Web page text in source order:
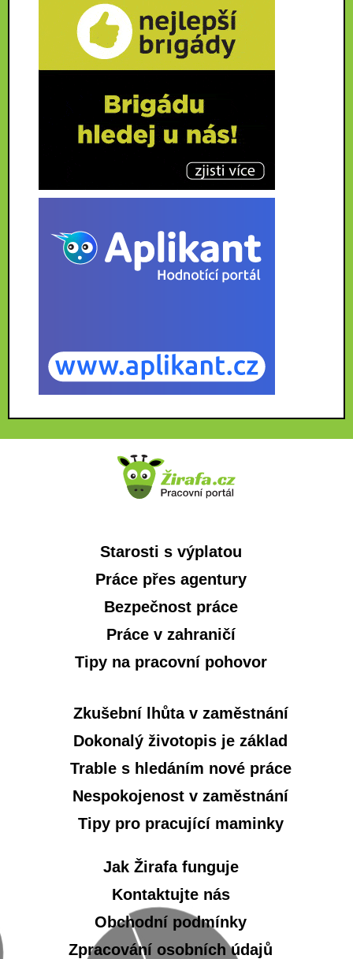
Starosti s výplatou
Práce přes agentury
Bezpečnost práce
Práce v zahraničí
Tipy na pracovní pohovor
Zkušební lhůta v zaměstnání
Dokonalý životopis je základ
Trable s hledáním nové práce
Nespokojenost v zaměstnání
Tipy pro pracující maminky
Jak Žirafa funguje
Kontaktujte nás
Obchodní podmínky
Zpracování osobních údajů